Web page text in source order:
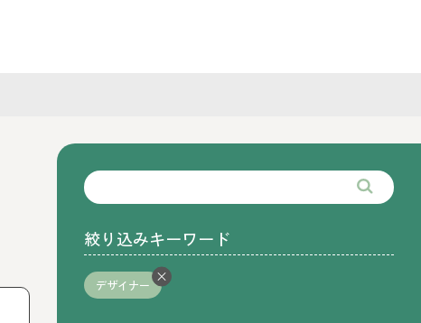
絞り込みキーワード
デザイナー